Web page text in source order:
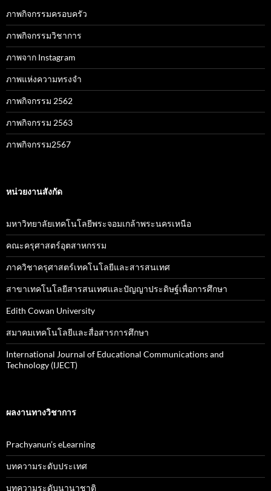
ภาพกิจกรรมครอบครัว
ภาพกิจกรรมวิชาการ
ภาพจาก Instagram
ภาพแห่งความทรงจำ
ภาพกิจกรรม 2562
ภาพกิจกรรม 2563
ภาพกิจกรรม2567
หน่วยงานสังกัด
มหาวิทยาลัยเทคโนโลยีพระจอมเกล้าพระนครเหนือ
คณะครุศาสตร์อุตสาหกรรม
ภาควิชาครุศาสตร์เทคโนโลยีและสารสนเทศ
สาขาเทคโนโลยีสารสนเทศและปัญญาประดิษฐ์เพื่อการศึกษา
Edith Cowan University
สมาคมเทคโนโลยีและสื่อสารการศึกษา
International Journal of Educational Communications and
Technology (IJECT)
ผลงานทางวิชาการ
Prachyanun’s eLearning
บทความระดับประเทศ
บทความระดับนานาชาติ